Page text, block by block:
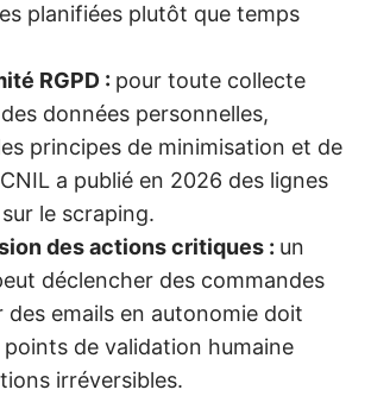
planifiées plutôt que temps
RGPD : pour toute collecte
données personnelles,
principes de minimisation et de
a publié en 2026 des lignes
le scraping.
des actions critiques : un
déclencher des commandes
des emails en autonomie doit
points de validation humaine
irréversibles.